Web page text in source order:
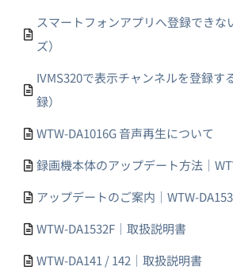
スマートフォンアプリへ登録できな
ズ）
IVMS320で表示チャンネルを登録す
録）
WTW-DA1016G 音声再生について
録画機本体のアップデート方法｜
アップデートのご案内｜WTW-
WTW-DA1532F｜取扱説明書
WTW-DA141 / 142｜取扱説明書